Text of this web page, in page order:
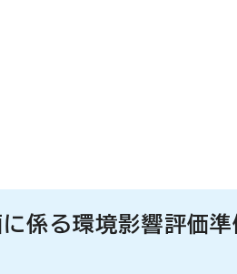
係る環境影響評価